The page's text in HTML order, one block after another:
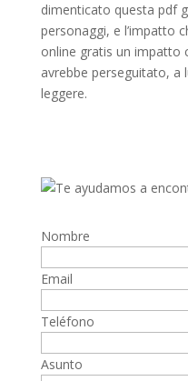
dimenticato questa pdf
personaggi, e l’impatto
online gratis un impatto
avrebbe perseguitato, a
leggere.
Nombre
Email
Teléfono
Asunto